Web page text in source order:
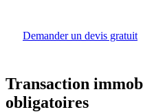
Demander un devis gratuit
Transaction
obligatoires